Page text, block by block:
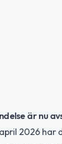
är nu
2026 har